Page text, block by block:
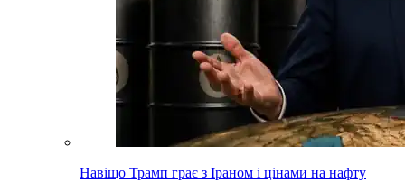
Навіщо Трамп грає з Іраном і цінами на нафту